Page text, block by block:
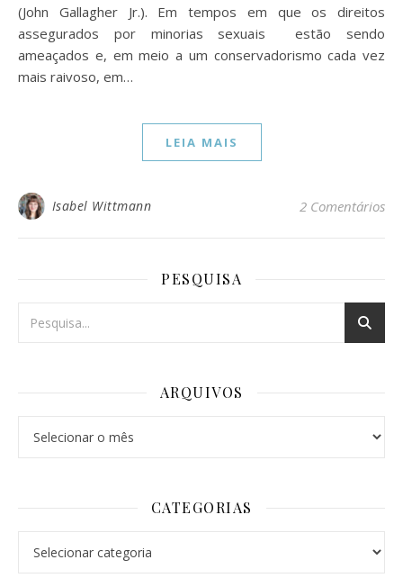
(John Gallagher Jr.). Em tempos em que os direitos
assegurados por minorias sexuais estão sendo
ameaçados e, em meio a um conservadorismo cada vez
mais raivoso, em…
LEIA MAIS
Isabel Wittmann 2 Comentários
PESQUISA
ARQUIVOS
CATEGORIAS